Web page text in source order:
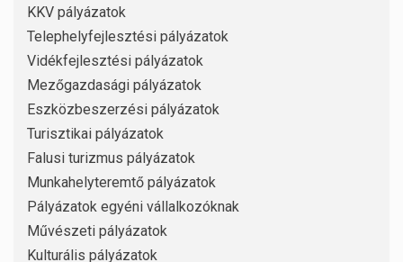
KKV pályázatok
Telephelyfejlesztési pályázatok
Vidékfejlesztési pályázatok
Mezőgazdasági pályázatok
Eszközbeszerzési pályázatok
Turisztikai pályázatok
Falusi turizmus pályázatok
Munkahelyteremtő pályázatok
Pályázatok egyéni vállalkozóknak
Művészeti pályázatok
Kulturális pályázatok